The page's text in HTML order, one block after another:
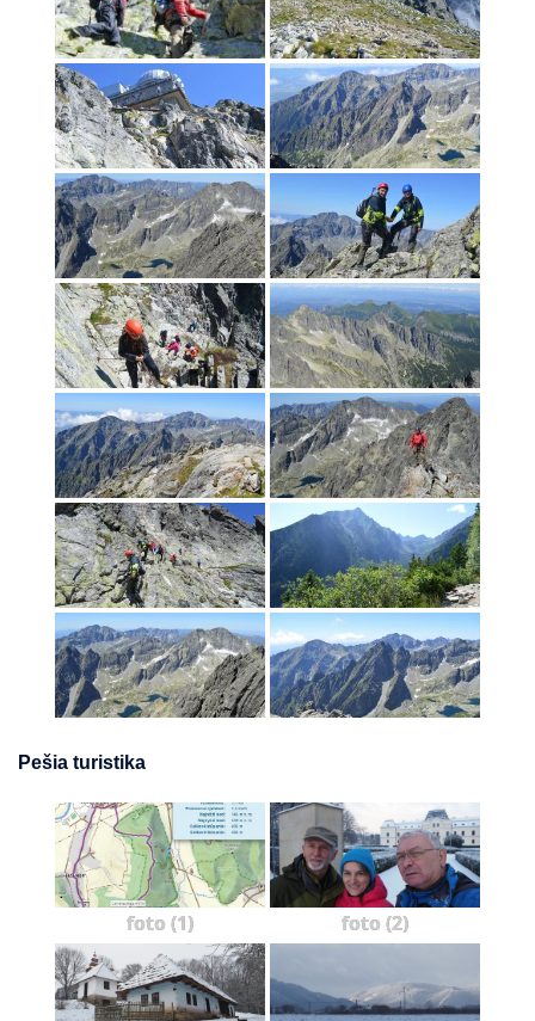
Pešia turistika
foto (1) foto (2)